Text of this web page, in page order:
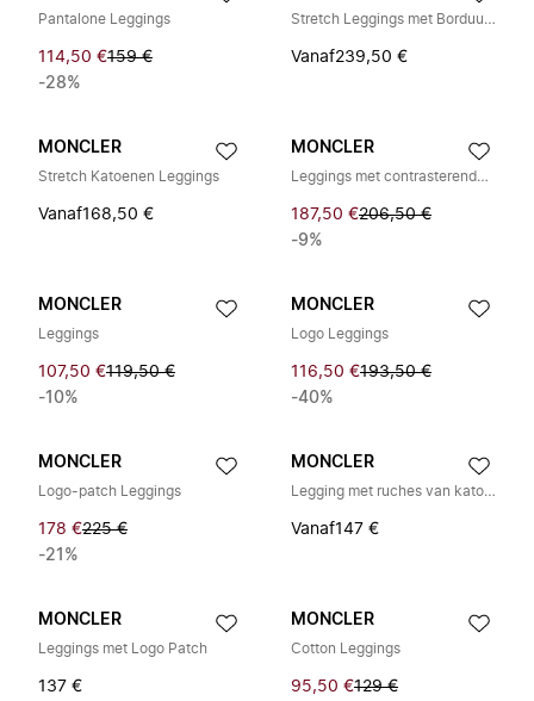
Pantalone Leggings
114,50 €159 €
-28%
Stretch Leggings met Borduursel
Vanaf239,50 €
MONCLER
Stretch Katoenen Leggings
Vanaf168,50 €
MONCLER
Leggings met contrasterende zijstrepen
187,50 €206,50 €
-9%
MONCLER
Leggings
107,50 €119,50 €
-10%
MONCLER
Logo Leggings
116,50 €193,50 €
-40%
MONCLER
Logo-patch Leggings
178 €225 €
-21%
MONCLER
Legging met ruches van katoen
Vanaf147 €
MONCLER
Leggings met Logo Patch
137 €
MONCLER
Cotton Leggings
95,50 €129 €